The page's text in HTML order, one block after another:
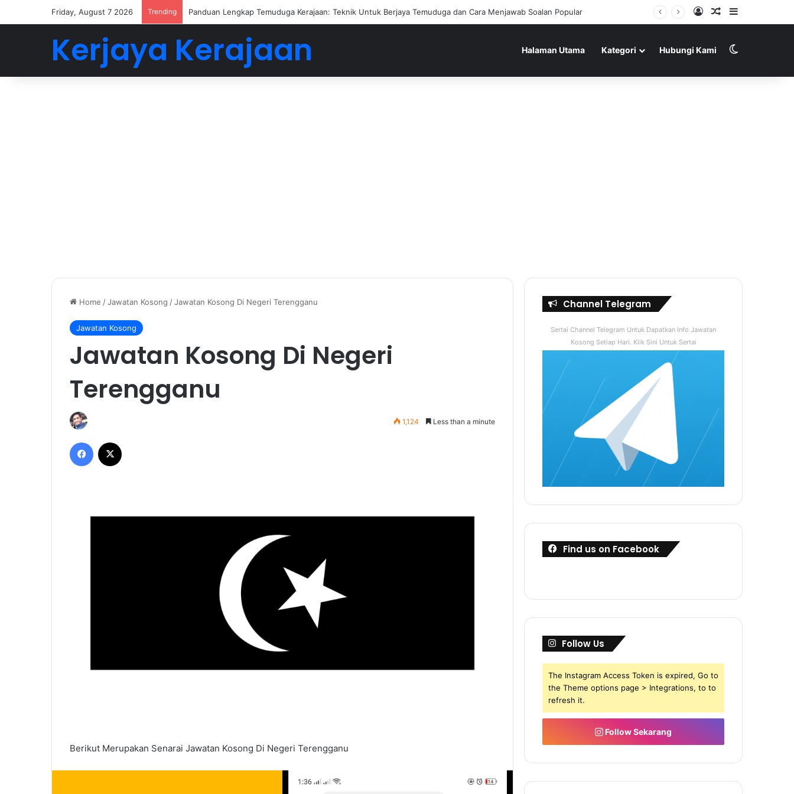
Friday, August 7 2026 Trending Panduan Lengkap Temuduga Kerajaan: Teknik Untuk Berjaya Temuduga dan Cara Menjawab Soalan Popular Log InRandom Article
Sidebar
Kerjaya Kerajaan Halaman Utama Kategori Hubungi Kami
Home /Jawatan Kosong /Jawatan Kosong Di Negeri Terengganu
Jawatan Kosong
Jawatan Kosong Di Negeri
Terengganu
1,124 Less than a minute
Facebook
Berikut Merupakan Senarai Jawatan Kosong Di Negeri Terengganu
Channel Telegram
Sertai Channel Telegram Untuk Dapatkan Info Jawatan
Kosong Setiap Hari. Klik Sini Untuk Sertai
Find us on Facebook
Follow Us
The Instagram Access Token is expired, Go to
the Theme options page > Integrations, to to
refresh it.
Follow Sekarang